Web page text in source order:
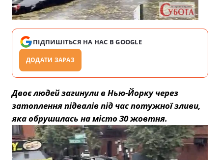
ПІДПИШІТЬСЯ НА НАС В GOOGLE
ДОДАТИ ЗАРАЗ
Двоє людей загинули в Нью-Йорку через
затоплення підвалів під час потужної зливи,
яка обрушилась на місто 30 жовтня.